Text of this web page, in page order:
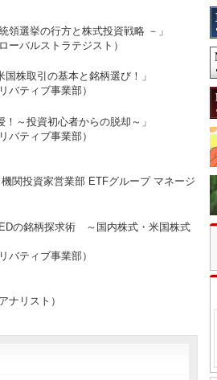
領選挙の行方と株式投資戦略 －」
バルストラテジスト）
株取引の基本と銘柄選び！」
ティブ事業部）
～投資初心者からの脱却～」
ティブ事業部）
関投資家営業部 ETFグループ マネージ
の銘柄探求術 ～国内株式・米国株式
ティブ事業部）
リスト）